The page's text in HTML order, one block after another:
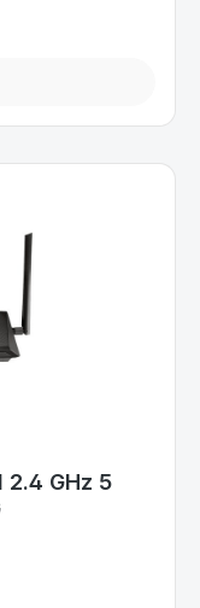
2.4 GHz 5